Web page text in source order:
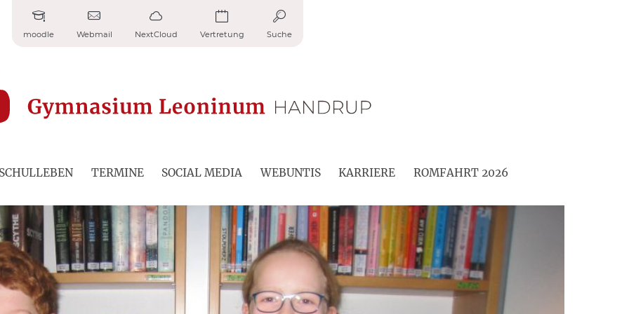
moodle Webmail NextCloud Vertretung Suche
SCHULLEBEN TERMINE SOCIAL MEDIA WEBUNTIS KARRIERE ROMFAHRT 2026